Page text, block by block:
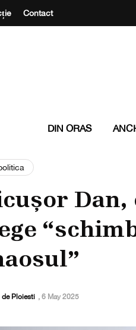
Contact
DIN ORAS
de Ploiesti , 6 May 2025